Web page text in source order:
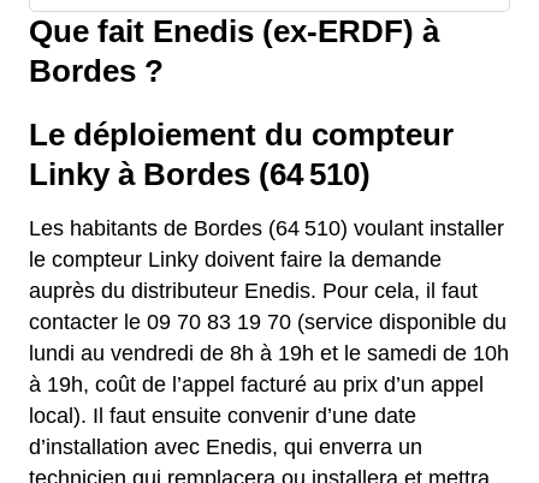
Que fait Enedis (ex-ERDF) à
Bordes ?
Le déploiement du compteur
Linky à Bordes (64 510)
Les habitants de Bordes (64 510) voulant installer
le compteur Linky doivent faire la demande
auprès du distributeur Enedis. Pour cela, il faut
contacter le 09 70 83 19 70 (service disponible du
lundi au vendredi de 8h à 19h et le samedi de 10h
à 19h, coût de l’appel facturé au prix d’un appel
local). Il faut ensuite convenir d’une date
d’installation avec Enedis, qui enverra un